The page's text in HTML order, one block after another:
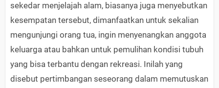
sekedar menjelajah alam, biasanya juga menyebutkan
kesempatan tersebut, dimanfaatkan untuk sekalian
mengunjungi orang tua, ingin menyenangkan anggota
keluarga atau bahkan untuk pemulihan kondisi tubuh
yang bisa terbantu dengan rekreasi. Inilah yang
disebut pertimbangan seseorang dalam memutuskan